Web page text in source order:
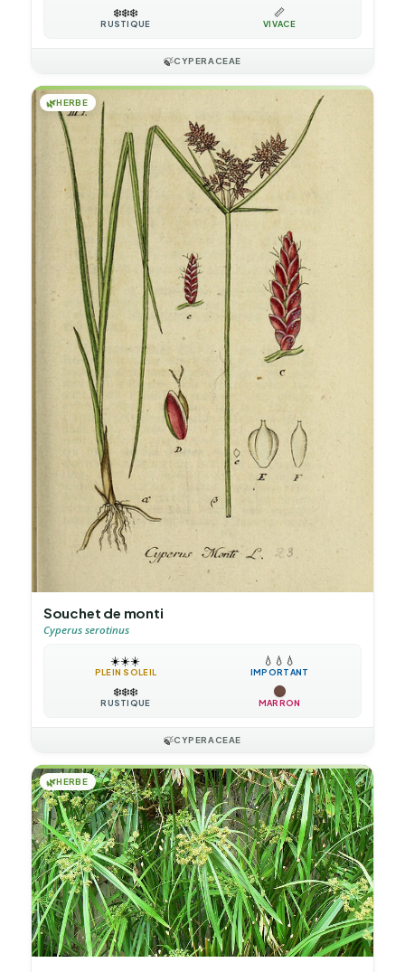
❄️❄️❄️
RUSTIQUE
📏
VIVACE
🍃CYPERACEAE
🌿HERBE
Souchet de monti
Cyperus serotinus
☀️☀️☀️
PLEIN SOLEIL
💧 💧 💧
IMPORTANT
❄️❄️❄️
RUSTIQUE MARRON
🍃CYPERACEAE
🌿HERBE